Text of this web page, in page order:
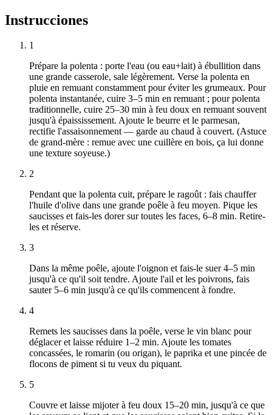
Instrucciones
1
Prépare la polenta : porte l'eau (ou eau+lait) à ébullition dans
une grande casserole, sale légèrement. Verse la polenta en
pluie en remuant constamment pour éviter les grumeaux. Pour
polenta instantanée, cuire 3–5 min en remuant ; pour polenta
traditionnelle, cuire 25–30 min à feu doux en remuant souvent
jusqu'à épaississement. Ajoute le beurre et le parmesan,
rectifie l'assaisonnement — garde au chaud à couvert. (Astuce
de grand-mère : remue avec une cuillère en bois, ça lui donne
une texture soyeuse.)
2
Pendant que la polenta cuit, prépare le ragoût : fais chauffer
l'huile d'olive dans une grande poêle à feu moyen. Pique les
saucisses et fais-les dorer sur toutes les faces, 6–8 min. Retire-
les et réserve.
3
Dans la même poêle, ajoute l'oignon et fais-le suer 4–5 min
jusqu'à ce qu'il soit tendre. Ajoute l'ail et les poivrons, fais
sauter 5–6 min jusqu'à ce qu'ils commencent à fondre.
4
Remets les saucisses dans la poêle, verse le vin blanc pour
déglacer et laisse réduire 1–2 min. Ajoute les tomates
concassées, le romarin (ou origan), le paprika et une pincée de
flocons de piment si tu veux du piquant.
5
Couvre et laisse mijoter à feu doux 15–20 min, jusqu'à ce que